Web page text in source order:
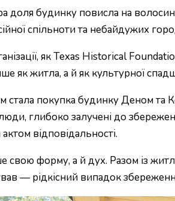
доля будинку повисла на
спільноти та небайдужих
як Texas Historical
як житла, а й як культурної
покупка будинку Деном та
глибоко залучені до
відповідальності.
свою форму, а й дух. Разом із
— рідкісний випадок